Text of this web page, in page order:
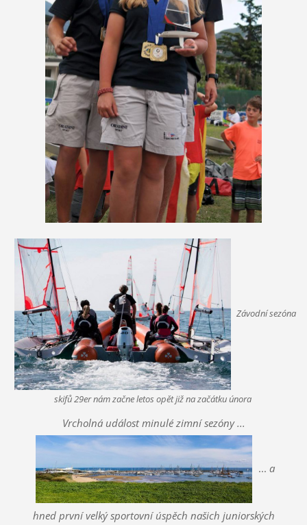
Závodní sezóna
skifů 29er nám začne letos opět již na začátku února
Vrcholná událost minulé zimní sezóny ...
... a
hned první velký sportovní úspěch našich juniorských